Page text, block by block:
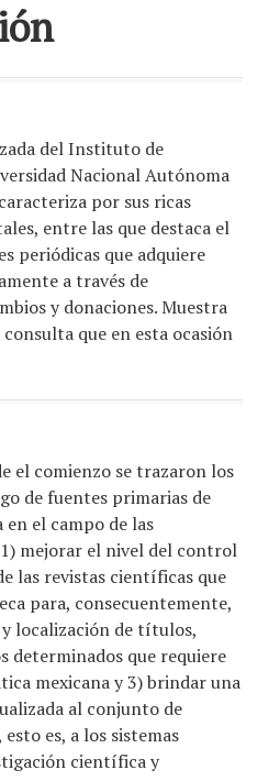
del Instituto de
Nacional Autónoma
por sus ricas
entre las que destaca el
periódicas que adquiere
a través de
y donaciones. Muestra
que en esta ocasión
el comienzo se trazaron los
de fuentes primarias de
el campo de las
mejorar el nivel del control
las revistas científicas que
para, consecuentemente,
y localización de títulos,
determinados que requiere
mexicana y 3) brindar una
al conjunto de
es, a los sistemas
científica y